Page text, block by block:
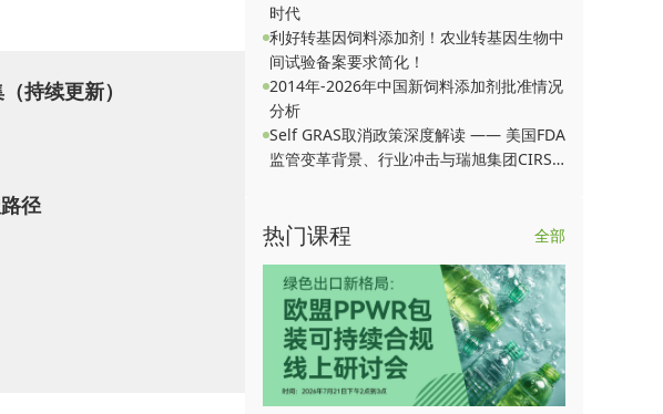
E 422）饮料的最大量。
持续更新）
径
时代
利好转基因饲料添加剂！农业转基因生物中
间试验备案要求简化！
2014年-2026年中国新饲料添加剂批准情况
分析
Self GRAS取消政策深度解读 —— 美国FDA
监管变革背景、行业冲击与瑞旭集团CIRS
热门课程 全部